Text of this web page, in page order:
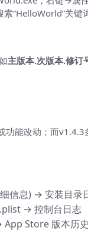
“HelloWorld”关键
主版本.次版本.修订
能改动；而v1.4.3
信息) → 安装目录
→ 控制台日志
Store 版本历